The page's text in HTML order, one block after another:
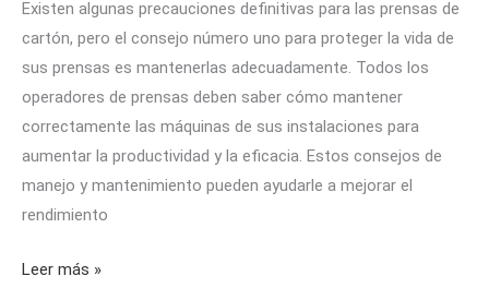
Existen algunas precauciones definitivas para las prensas de
cartón, pero el consejo número uno para proteger la vida de
sus prensas es mantenerlas adecuadamente. Todos los
operadores de prensas deben saber cómo mantener
correctamente las máquinas de sus instalaciones para
aumentar la productividad y la eficacia. Estos consejos de
manejo y mantenimiento pueden ayudarle a mejorar el
rendimiento
Leer más »